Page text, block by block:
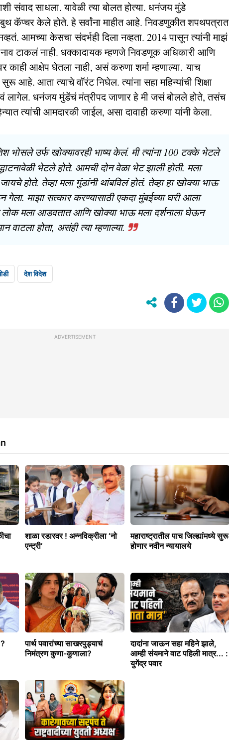
संवाद साधला. यावेळी त्या बोलत होत्या. धनंजय मुंडे
कॅप्चर केले होते. हे सर्वांना माहीत आहे. निवडणुकीत शपथपत्रात
आमच्या केसचा संदर्भही दिला नव्हता. 2014 पासून त्यांनी माझं
नाव टाकलं नाही. धक्कादायक म्हणजे निवडणूक अधिकारी आणि
काही आक्षेप घेतला नाही, असं करुणा शर्मा म्हणाल्या. याच
आहे. आता त्याचे वॉरंट निघेल. त्यांना सहा महिन्यांची शिक्षा
लागेल. धनंजय मुंडेंचं मंत्रीपद जाणार हे मी जसं बोलले होते, तसंच
त्यांची आमदारकी जाईल, असा दावाही करुणा यांनी केला.
भोसले उर्फ खोक्यावरही भाष्य केलं. मी त्यांना 100 टक्के भेटले
भेटले होते. आमची दोन वेळा भेट झाली होती. मला
होते. तेव्हा मला गुंडांनी थांबविलं होतं. तेव्हा हा खोक्या भाऊ
माझा सत्कार करण्यासाठी एकदा मुंबईच्या घरी आला
लोक मला आडवतात आणि खोक्या भाऊ मला दर्शनाला घेऊन
वाटला होता, असंही त्या म्हणाल्या.
देश विदेश
ADVERTISEMENT
शाळा रडारवर ! अन्नविक्रीला ‘नो
एन्ट्री’
महाराष्ट्रातील पाच जिल्ह्यांमध्ये सुरू
होणार नवीन न्यायालये
पार्थ पवारांच्या साखरपुड्याचं
निमंत्रण कुणा-कुणाला?
दादांना जाऊन सहा महिने झाले,
आम्ही संयमाने वाट पहिली मात्र... :
युगेंद्र पवार